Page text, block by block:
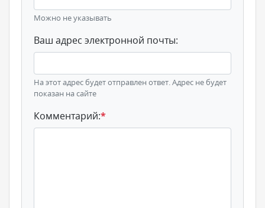
Можно не указывать
Ваш адрес электронной почты:
На этот адрес будет отправлен ответ. Адрес не будет
показан на сайте
Комментарий:*